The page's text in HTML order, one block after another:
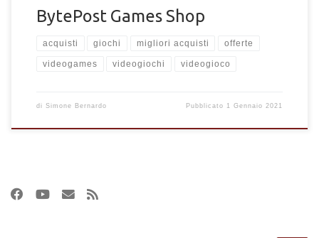
BytePost Games Shop
acquisti giochi migliori acquisti offerte
videogames videogiochi videogioco
di Simone Bernardo Pubblicato 1 Gennaio 2021